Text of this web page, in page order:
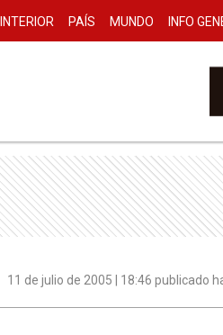
INTERIOR PAÍS MUNDO INFO
11 de julio de 2005 | 18:46 publicado